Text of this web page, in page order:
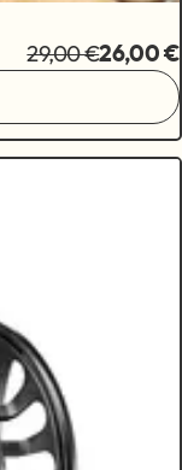
29,00 €26,00 €